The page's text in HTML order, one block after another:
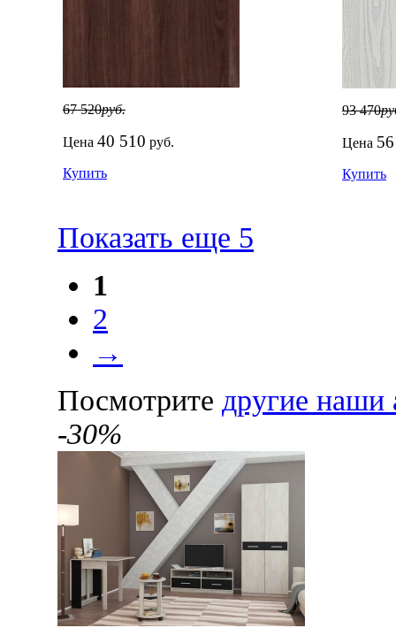
67 520руб.
Цена 40 510 руб.
Купить
93 470
Цена
Купить
Показать еще 5
1
2
→
Посмотрите другие наши
-30%